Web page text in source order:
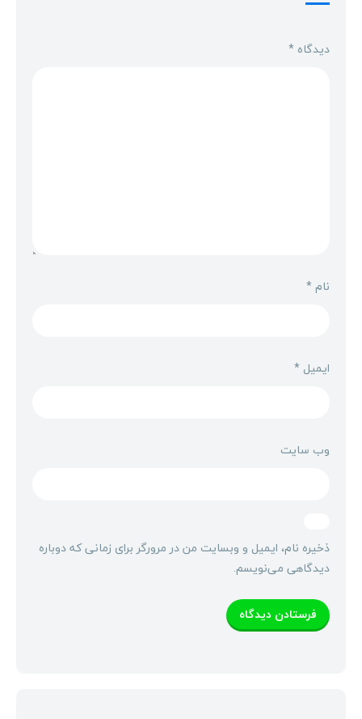
دیدگاه *
نام*
ایمیل *
وب‌ سایت
ذخیره نام، ایمیل و وبسایت من در مرورگر برای زمانی که دوباره
دیدگاهی می‌نویسم.